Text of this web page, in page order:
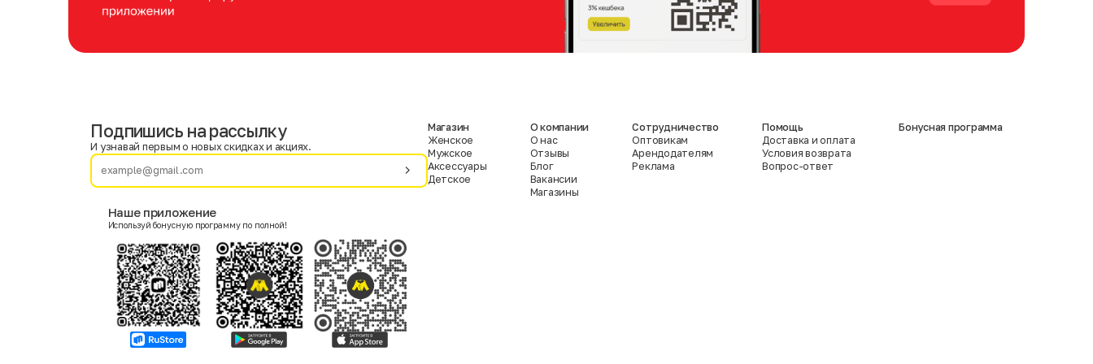
Фамилия
Женский
Согласие на получение чеков по электронной почте
Подпишись на рассылку
И узнавай первым о новых скидках и акциях.
Наше приложение
Используй бонусную программу по полной!
Магазин
Женское
Мужское
Аксессуары
Детское
О компании
О нас
Отзывы
Блог
Вакансии
Магазины
Сотрудничество
Оптовикам
Арендодателям
Реклама
Помощь
Доставка и оплата
Условия возврата
Вопрос-ответ
Бонусная программа